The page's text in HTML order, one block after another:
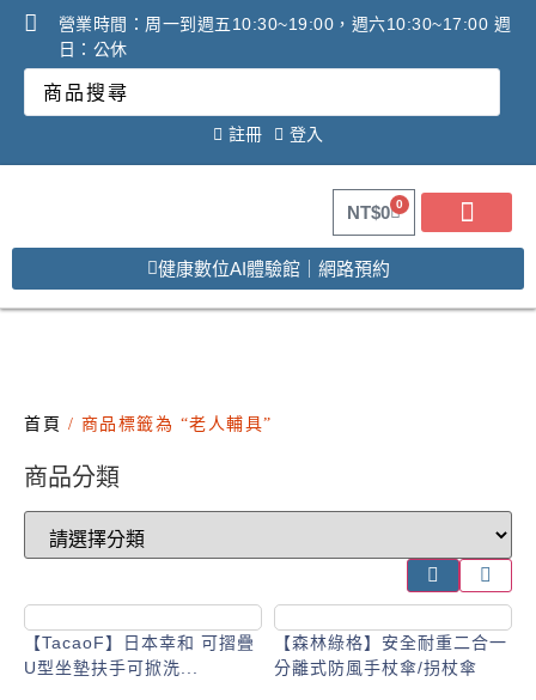
營業時間：周一到週五10:30~19:00，週六10:30~17:00 週
日：公休
註冊 登入
NT$0 0
健康數位AI體驗館｜網路預約
首頁 / 商品標籤為 “老人輔具”
商品分類
【TacaoF】日本幸和 可摺疊
U型坐墊扶手可掀洗...
【森林綠格】安全耐重二合一
分離式防風手杖傘/拐杖傘